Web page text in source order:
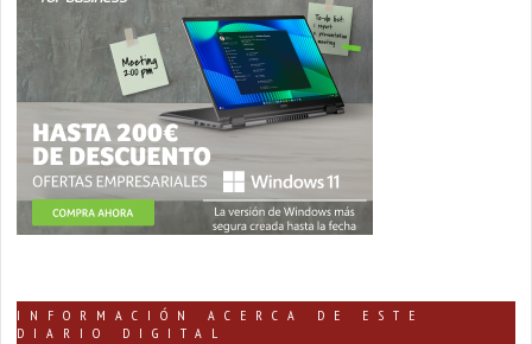
INFORMACIÓN ACERCA DE ESTE
DIARIO DIGITAL